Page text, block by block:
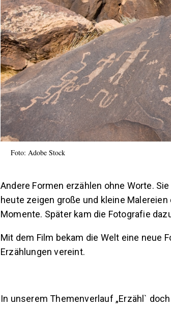
Foto: Adobe Stock
Andere Formen erzählen ohne Worte.
heute zeigen große und kleine
Momente. Später kam die Fotografie
Mit dem Film bekam die Welt eine neue
Erzählungen vereint.
In unserem Themenverlauf „Erzähl`